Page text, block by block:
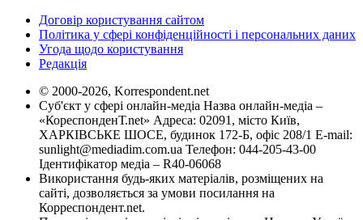
Договір користування сайтом
Політика у сфері конфіденційності і персональних даних
Угода щодо користування
Редакція
© 2000-2026, Korrespondent.net
Суб'єкт у сфері онлайн-медіа Назва онлайн-медіа –
«КореспонденТ.net» Адреса: 02091, місто Київ,
ХАРКІВСЬКЕ ШОСЕ, будинок 172-Б, офіс 208/1 E-mail:
sunlight@mediadim.com.ua Телефон: 044-205-43-00
Ідентифікатор медіа – R40-06068
Використання будь-яких матеріалів, розміщених на
сайті, дозволяється за умови посилання на
Корреспондент.net.